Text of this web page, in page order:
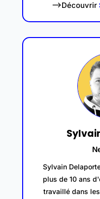
–>Découvrir
Sylvain
plus de 10 ans
travaillé dans